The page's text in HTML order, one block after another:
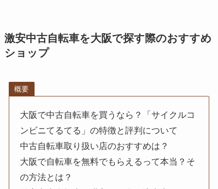
激安中古自転車を大阪で探す際のおすすめ
ショップ
概要
大阪で中古自転車を買うなら？「サイクルコ
ンビニてるてる」の特徴と評判について
中古自転車取り扱い店のおすすめは？
大阪で自転車を無料でもらえるって本当？そ
の方法とは？